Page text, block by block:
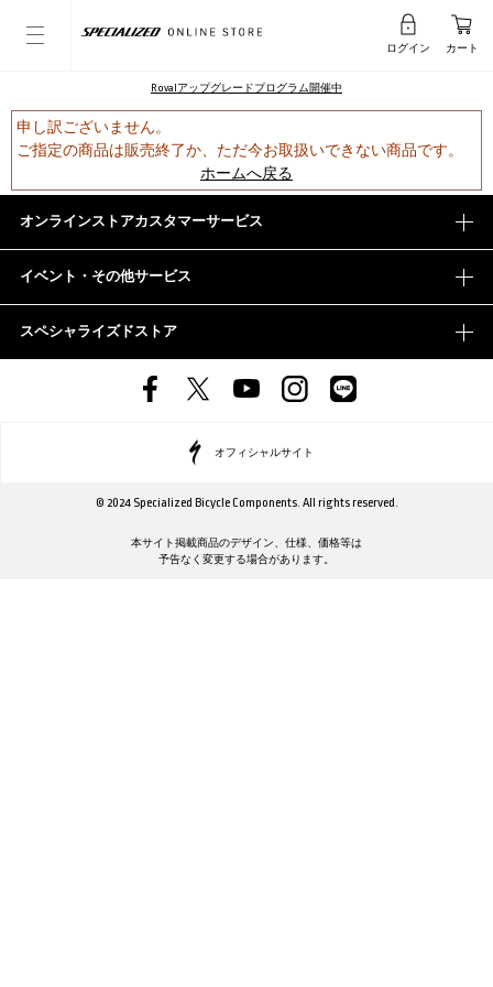
ログイン カート
Rovalアップグレードプログラム開催中
申し訳ございません。
ご指定の商品は販売終了か、ただ今お取扱いできない商品です。
ホームへ戻る
オンラインストアカスタマーサービス
イベント・その他サービス
スペシャライズドストア
オフィシャルサイト
© 2024 Specialized Bicycle Components. All rights reserved.
本サイト掲載商品のデザイン、仕様、価格等は
予告なく変更する場合があります。